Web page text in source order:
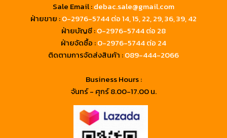
Sale Email :debac.sale@gmail.com
ฝ่ายขาย :0-2976-5744ต่อ 14, 15, 22, 29, 36, 39, 42
ฝ่ายบัญชี :0-2976-5744 ต่อ 28
ฝ่ายจัดซื้อ :0-2976-5744 ต่อ 24
ติดตามการจัดส่งสินค้า :089-444-2066
Business Hours :
จันทร์ - ศุกร์ 8.00-17.00 น.